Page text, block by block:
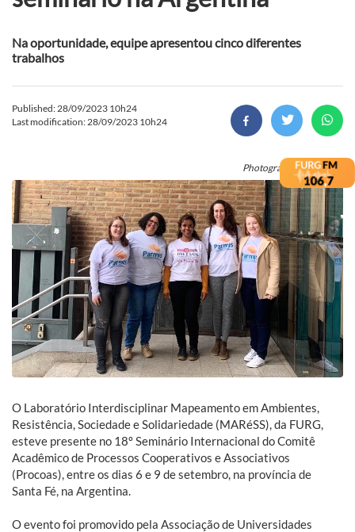
Na oportunidade, equipe apresentou cinco diferentes
trabalhos
Published: 28/09/2023 10h24
Last modification: 28/09/2023 10h24
Photograph: Divulgação
O Laboratório Interdisciplinar Mapeamento em Ambientes,
Resistência, Sociedade e Solidariedade (MARéSS), da FURG,
esteve presente no 18º Seminário Internacional do Comitê
Acadêmico de Processos Cooperativos e Associativos
(Procoas), entre os dias 6 e 9 de setembro, na província de
Santa Fé, na Argentina.
O evento foi promovido pela Associação de Universidades